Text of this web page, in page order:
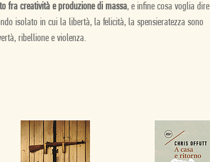
fra creatività e produzione di massa, e infine cosa voglia dire
isolato in cui la libertà, la felicità, la spensieratezza sono
ribellione e violenza.